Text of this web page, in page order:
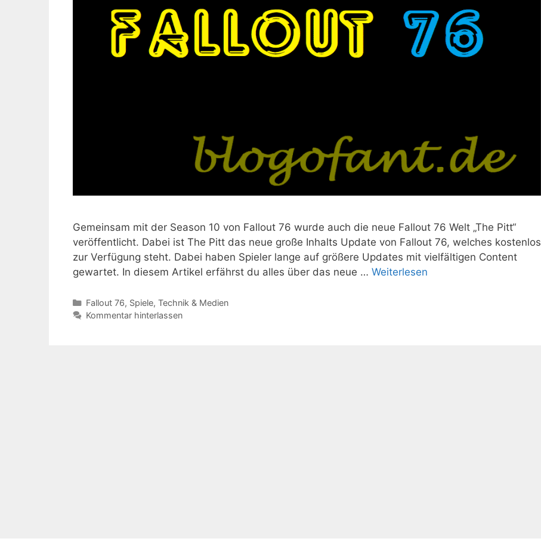
Gemeinsam mit der Season 10 von Fallout 76 wurde auch die neue Fallout 76 Welt „The Pitt“
veröffentlicht. Dabei ist The Pitt das neue große Inhalts Update von Fallout 76, welches kostenlos
zur Verfügung steht. Dabei haben Spieler lange auf größere Updates mit vielfältigen Content
gewartet. In diesem Artikel erfährst du alles über das neue … Weiterlesen
Kategorien
Fallout 76, Spiele, Technik & Medien
Kommentar hinterlassen